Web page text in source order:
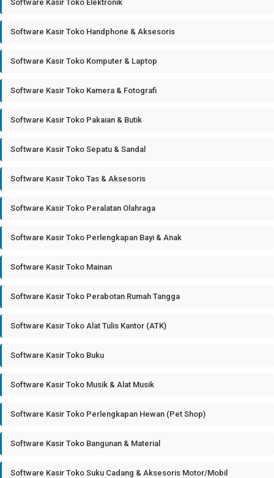
Software Kasir Toko Elektronik
Software Kasir Toko Handphone & Aksesoris
Software Kasir Toko Komputer & Laptop
Software Kasir Toko Kamera & Fotografi
Software Kasir Toko Pakaian & Butik
Software Kasir Toko Sepatu & Sandal
Software Kasir Toko Tas & Aksesoris
Software Kasir Toko Peralatan Olahraga
Software Kasir Toko Perlengkapan Bayi & Anak
Software Kasir Toko Mainan
Software Kasir Toko Perabotan Rumah Tangga
Software Kasir Toko Alat Tulis Kantor (ATK)
Software Kasir Toko Buku
Software Kasir Toko Musik & Alat Musik
Software Kasir Toko Perlengkapan Hewan (Pet Shop)
Software Kasir Toko Bangunan & Material
Software Kasir Toko Suku Cadang & Aksesoris Motor/Mobil